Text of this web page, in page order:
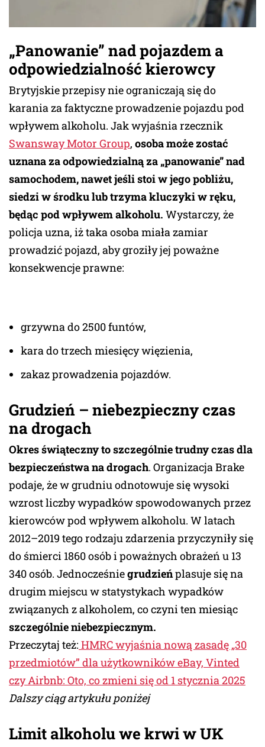
„Panowanie” nad pojazdem a
odpowiedzialność kierowcy
Brytyjskie przepisy nie ograniczają się do
karania za faktyczne prowadzenie pojazdu pod
wpływem alkoholu. Jak wyjaśnia rzecznik
Swansway Motor Group, osoba może zostać
uznana za odpowiedzialną za „panowanie” nad
samochodem, nawet jeśli stoi w jego pobliżu,
siedzi w środku lub trzyma kluczyki w ręku,
będąc pod wpływem alkoholu. Wystarczy, że
policja uzna, iż taka osoba miała zamiar
prowadzić pojazd, aby groziły jej poważne
konsekwencje prawne:
grzywna do 2500 funtów,
kara do trzech miesięcy więzienia,
zakaz prowadzenia pojazdów.
Grudzień – niebezpieczny czas
na drogach
Okres świąteczny to szczególnie trudny czas dla
bezpieczeństwa na drogach. Organizacja Brake
podaje, że w grudniu odnotowuje się wysoki
wzrost liczby wypadków spowodowanych przez
kierowców pod wpływem alkoholu. W latach
2012–2019 tego rodzaju zdarzenia przyczyniły się
do śmierci 1860 osób i poważnych obrażeń u 13
340 osób. Jednocześniegrudzieńplasuje się na
drugim miejscu w statystykach wypadków
związanych z alkoholem, co czyni ten miesiąc
szczególnie niebezpiecznym.
Przeczytaj też: HMRC wyjaśnia nową zasadę „30
przedmiotów” dla użytkowników eBay, Vinted
czy Airbnb: Oto, co zmieni się od 1 stycznia 2025
Dalszy ciąg artykułu poniżej
Limit alkoholu we krwi w UK